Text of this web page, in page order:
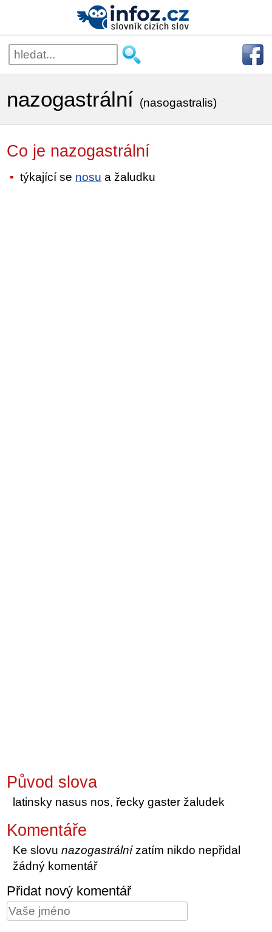
nazogastrální (nasogastralis)
Co je nazogastrální
týkající se nosu a žaludku
Původ slova
latinsky nasus nos, řecky gaster žaludek
Komentáře
Ke slovunazogastrálnízatím nikdo nepřidal
žádný komentář
Přidat nový komentář